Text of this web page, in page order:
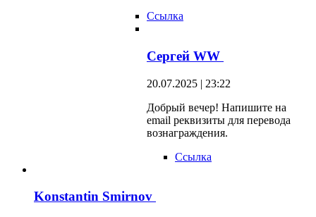
Ссылка
Сергей WW
20.07.2025 | 23:22
Добрый вечер! Напишите на
email реквизиты для перевода
вознаграждения.
Ссылка
Konstantin Smirnov